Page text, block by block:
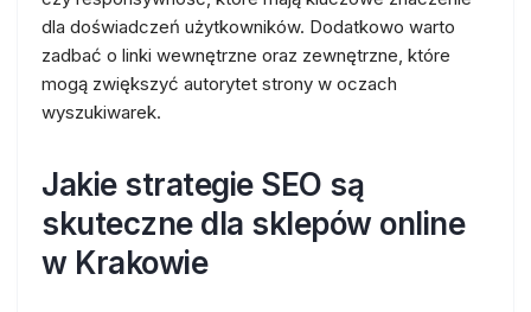
dla doświadczeń użytkowników. Dodatkowo warto
zadbać o linki wewnętrzne oraz zewnętrzne, które
mogą zwiększyć autorytet strony w oczach
wyszukiwarek.
Jakie strategie SEO są
skuteczne dla sklepów online
w Krakowie